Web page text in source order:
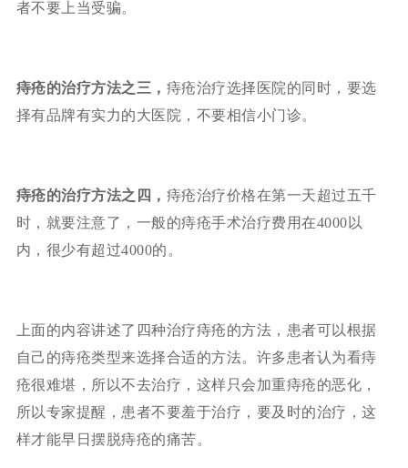
者不要上当受骗。
痔疮的治疗方法之三， 痔疮治疗选择医院的同时，要选
择有品牌有实力的大医院，不要相信小门诊。
痔疮的治疗方法之四， 痔疮治疗价格在第一天超过五千
时，就要注意了，一般的痔疮手术治疗费用在4000以
内，很少有超过4000的。
上面的内容讲述了四种治疗痔疮的方法，患者可以根据
自己的痔疮类型来选择合适的方法。许多患者认为看痔
疮很难堪，所以不去治疗，这样只会加重痔疮的恶化，
所以专家提醒，患者不要羞于治疗，要及时的治疗，这
样才能早日摆脱痔疮的痛苦。